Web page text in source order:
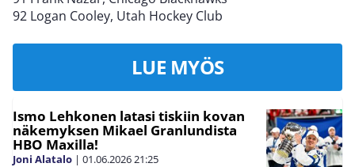
92 Logan Cooley, Utah Hockey Club
LUE MYÖS
Ismo Lehkonen latasi tiskiin kovan
näkemyksen Mikael Granlundista
HBO Maxilla!
Joni Alatalo | 01.06.202621:25